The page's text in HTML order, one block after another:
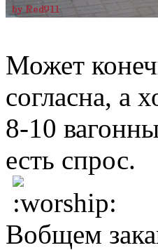
Может
согласна, а
8-10
есть спрос.
Вобщем